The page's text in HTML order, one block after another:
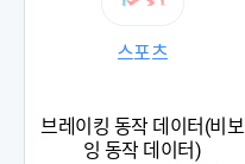
스포츠
브레이킹 동작 데이터(비보
잉 동작 데이터)